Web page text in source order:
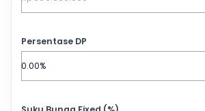
Persentase DP